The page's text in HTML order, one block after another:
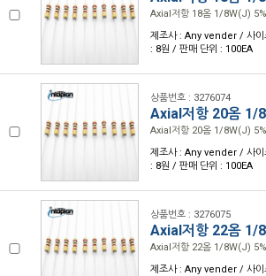
Axial저항 18옴 1/8W(J)
제조사 : Any vender / 사
: 8원 / 판매 단위 : 100EA
상품번호 : 3276074
Axial저항 20옴 1/
Axial저항 20옴 1/8W(J)
제조사 : Any vender / 사
: 8원 / 판매 단위 : 100EA
상품번호 : 3276075
Axial저항 22옴 1/
Axial저항 22옴 1/8W(J)
제조사 : Any vender / 사